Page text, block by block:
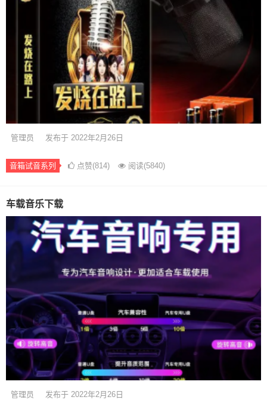
管理员 发布于 2022年2月26日
音箱试音系列 点赞(814) 阅读(5840)
车载音乐下载
管理员 发布于 2022年2月26日